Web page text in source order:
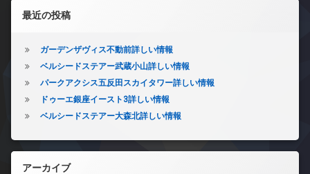
左サイドバー
最近の投稿
ガーデンザヴィス不動前詳しい情報
ベルシードステアー武蔵小山詳しい情報
パークアクシス五反田スカイタワー詳しい情報
ドゥーエ銀座イースト3詳しい情報
ベルシードステアー大森北詳しい情報
アーカイブ